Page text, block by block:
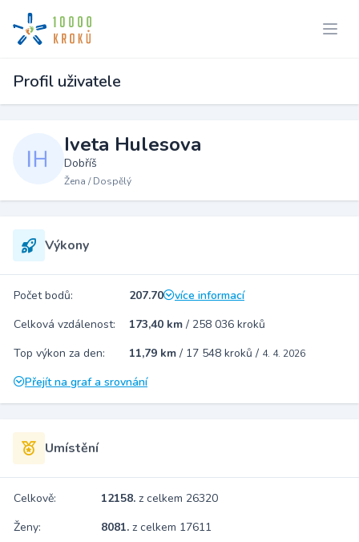
Profil uživatele
Iveta Hulesova
Dobříš
Žena / Dospělý
Výkony
Počet bodů: 207.70
více informací
Celková vzdálenost:
173,40 km / 258 036 kroků
Top výkon za den:
11,79 km / 17 548 kroků / 4. 4. 2026
Přejít na graf a srovnání
Umístění
Celkově: 12158. z celkem 26320
Ženy:
8081. z celkem 17611